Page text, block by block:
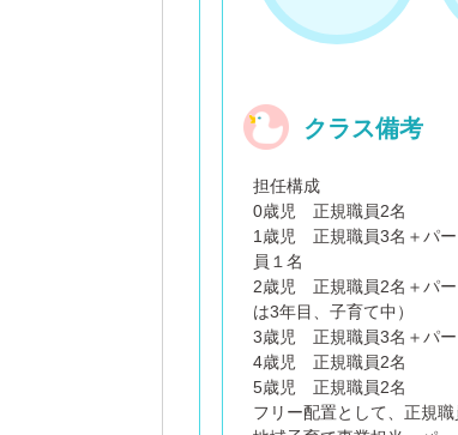
クラス備考
担任構成
0歳児 正規職員2名
1歳児 正規職員3名＋パー
員１名
2歳児 正規職員2名＋パー
は3年目、子育て中）
3歳児 正規職員3名＋パー
4歳児 正規職員2名
5歳児 正規職員2名
フリー配置として、正規